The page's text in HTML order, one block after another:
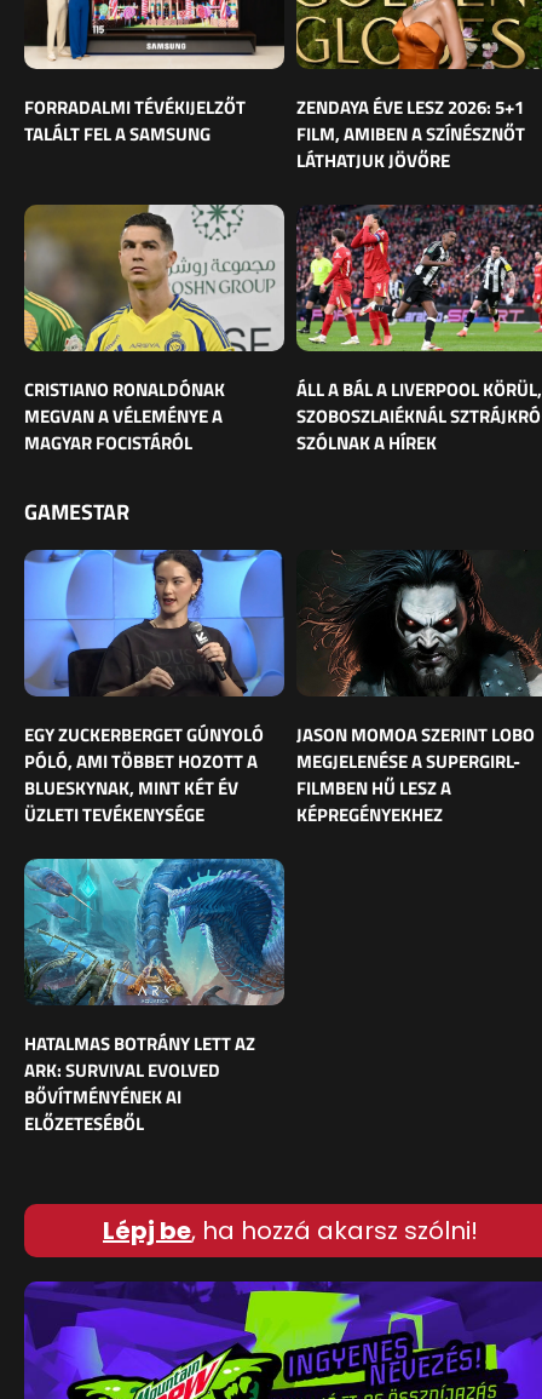
FORRADALMI TÉVÉKIJELZŐT
TALÁLT FEL A SAMSUNG
ZENDAYA ÉVE LESZ 2026: 5+1
FILM, AMIBEN A SZÍNÉSZNŐT
LÁTHATJUK JÖVŐRE
CRISTIANO RONALDÓNAK
MEGVAN A VÉLEMÉNYE A
MAGYAR FOCISTÁRÓL
ÁLL A BÁL A LIVERPOOL KÖRÜL,
SZOBOSZLAIÉKNÁL
SZÓLNAK A HÍREK
GAMESTAR
EGY ZUCKERBERGET GÚNYOLÓ
PÓLÓ, AMI TÖBBET HOZOTT A
BLUESKYNAK, MINT KÉT ÉV
ÜZLETI TEVÉKENYSÉGE
JASON MOMOA SZERINT LOBO
MEGJELENÉSE A SUPERGIRL-
FILMBEN HŰ LESZ A
KÉPREGÉNYEKHEZ
HATALMAS BOTRÁNY LETT AZ
ARK: SURVIVAL EVOLVED
BŐVÍTMÉNYÉNEK AI
ELŐZETESÉBŐL
Lépj be, ha hozzá akarsz szólni!